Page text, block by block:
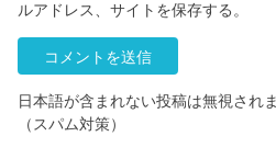
ルアドレス、サイトを保存する。
日本語が含まれない投稿は無視され
（スパム対策）